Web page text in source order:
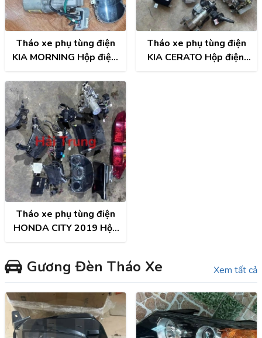
Tháo xe phụ tùng điện
KIA MORNING Hộp điện,
Đồng hồ, Công tắc điều
hòa, Màn hình, ECU,
ABS,...
Tháo xe phụ tùng điện
KIA CERATO Hộp điện,
Tháo xe phụ tùng điện
HONDA CITY 2019 Hộp
điều hòa, Màn hình, ECU,
ABS,...
Gương Đèn Tháo Xe Xem tất cả